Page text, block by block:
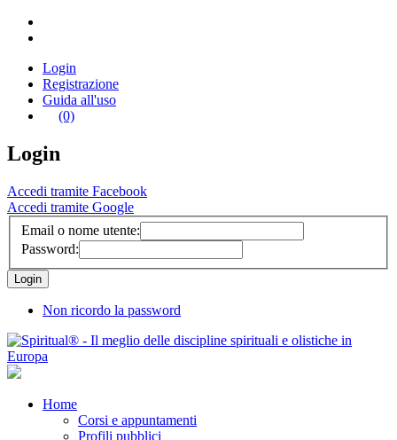
Login
Registrazione
Guida all'uso
(0)
Login
Accedi tramite Facebook
Accedi tramite Google
Email o nome utente:
Password:
Non ricordo la password
Home
Corsi e appuntamenti
Profili pubblici